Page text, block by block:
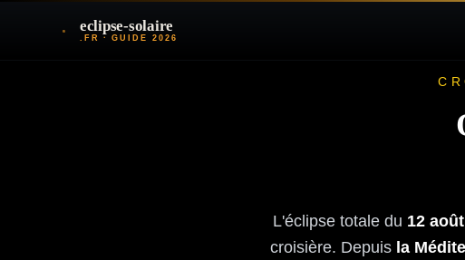
eclipse-solaire
.FR · GUIDE 2026
L'éclipse totale du 12
croisière. Depuis la